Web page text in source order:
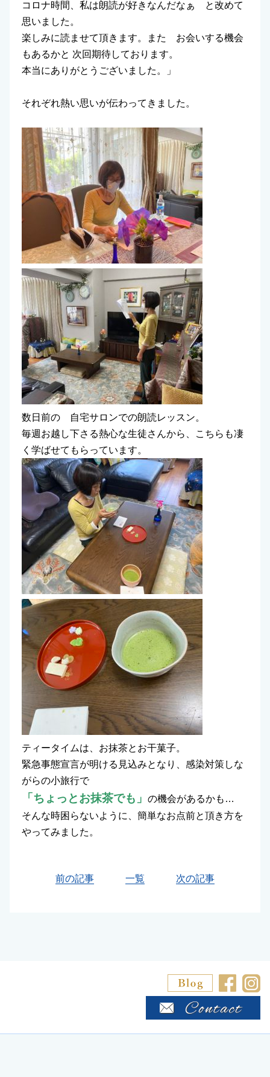
コロナ時間、私は朗読が好きなんだなぁ と改めて
思いました。
楽しみに読ませて頂きます。また お会いする機会
もあるかと 次回期待しております。
本当にありがとうございました。」
それぞれ熱い思いが伝わってきました。
数日前の 自宅サロンでの朗読レッスン。
毎週お越し下さる熱心な生徒さんから、こちらも凄
く学ばせてもらっています。
ティータイムは、お抹茶とお干菓子。
緊急事態宣言が明ける見込みとなり、感染対策しな
がらの小旅行で
「ちょっとお抹茶でも」 の機会があるかも…
そんな時困らないように、簡単なお点前と頂き方を
やってみました。
前の記事 一覧 次の記事